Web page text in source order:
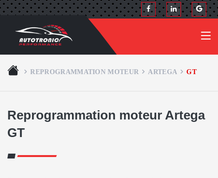
REPROGRAMMATION MOTEUR ARTEGA GT
Reprogrammation moteur Artega
GT